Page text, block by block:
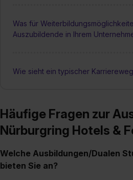
Was für
Auszubildende in Ihrem
Wie sieht ein typischer
Häufige Fragen zur
Nürburgring Hotels &
Welche Ausbildungen/Dualen
bieten Sie an?